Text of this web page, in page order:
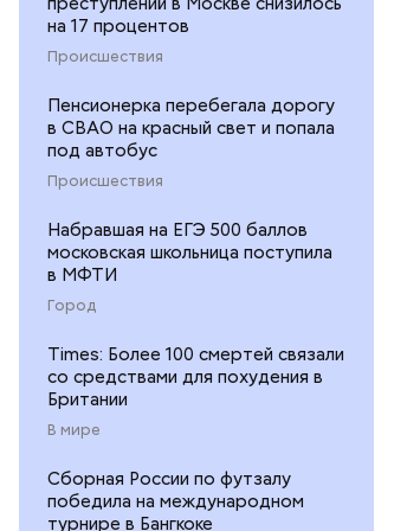
на 17 процентов
Происшествия
Пенсионерка перебегала дорогу
в СВАО на красный свет и попала
под автобус
Происшествия
Набравшая на ЕГЭ 500 баллов
московская школьница поступила
в МФТИ
Город
Times: Более 100 смертей связали
со средствами для похудения в
Британии
В мире
Сборная России по футзалу
победила на международном
турнире в Бангкоке